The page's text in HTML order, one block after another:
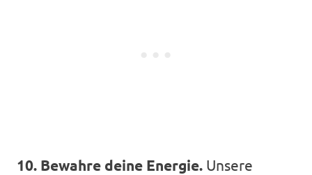
10. Bewahre deine Energie. Unsere